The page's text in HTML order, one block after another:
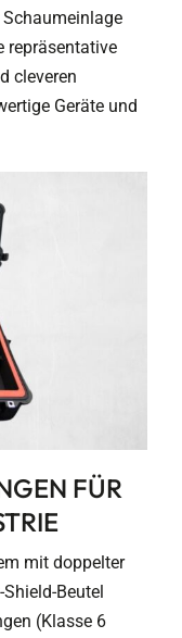
repräsentative
cleveren
Geräte und
FÜR
mit doppelter
Beutel
(Klasse 6